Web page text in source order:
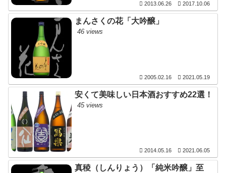
2013.06.26 2017.10.06
まんさくの花「大吟醸」
46 views
2005.02.16 2021.05.19
安くて美味しい日本酒おすすめ22選！
45 views
2014.05.16 2021.06.05
真稜（しんりょう）「純米吟醸」至